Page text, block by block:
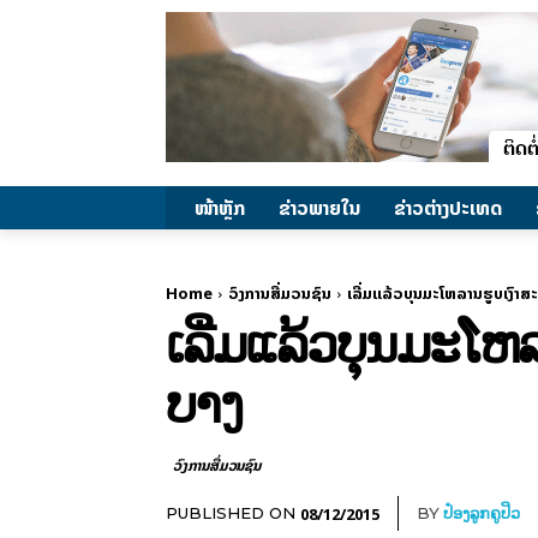
ໜ້າຫຼັກ ຂ່າວພາຍ​ໃນ ຂ່າວຕ່າງປະເທດ
Home ວົງການສື່ມວນຊົນ ເລີ່ມແລ້ວບຸນມະໂຫລານຮູບເງົາ
ເລີ່ມແລ້ວບຸນມະໂຫ
ບາງ
ວົງການສື່ມວນຊົນ
PUBLISHED ON 08/12/2015 BYປ໋ອງລູກຄູປິວ